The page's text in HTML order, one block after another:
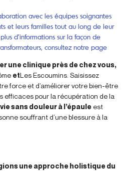
avec les équipes soignantes
et leurs familles tout au long de leur
d’informations sur la façon de
consultez notre page
une clinique près de chez vous,
etLes Escoumins. Saisissez
force et d’améliorer votre bien-être
efficaces pour la récupération de la
sans douleur à l’épauleest
souffrant d’une blessure à la
une approche holistique du